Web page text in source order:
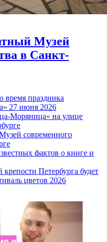
Музей
в Санкт-
время праздника
27 июня 2026
Моряница» на улице
современного
фактов о книге и
Петербурга будет
цветов 2026